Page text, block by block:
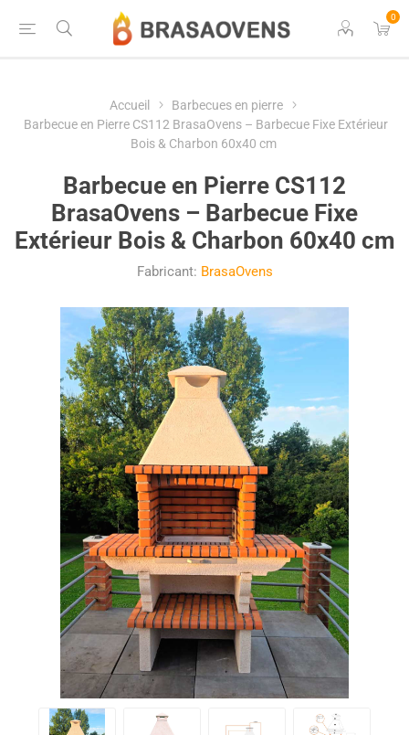
0
Accueil
Barbecues en pierre
Barbecue en Pierre CS112 BrasaOvens – Barbecue Fixe Extérieur
Bois & Charbon 60x40 cm
Barbecue en Pierre CS112
BrasaOvens – Barbecue Fixe
Extérieur Bois & Charbon 60x40 cm
Fabricant: BrasaOvens